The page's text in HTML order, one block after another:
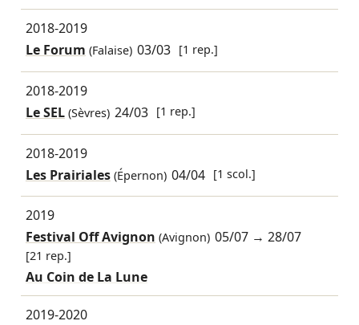
2018-2019
Le Forum (Falaise) 03/03 [1 rep.]
2018-2019
Le SEL(Sèvres) 24/03 [1 rep.]
2018-2019
Les Prairiales(Épernon) 04/04 [1 scol.]
2019
Festival Off Avignon (Avignon) 05/07 →28/07
[21 rep.]
Au Coin de La Lune
2019-2020